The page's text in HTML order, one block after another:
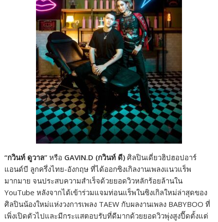
“กวินท์ ดูวาล” หรือ GAVIN.D (กวินท์ ดี) ศิลปินเดี่ยวฮิปฮอปอาร์
แอนด์บี ลูกครึ่งไทย-อังกฤษ ที่ได้ออกซิงเกิลงานเพลงแนวแร็พ
มากมาย จนประสบความสำเร็จด้วยยอดวิวหลักร้อยล้านใน
YouTube หลังจากได้เข้าร่วมแจมท่อนแร็พในซิงเกิลใหม่ล่าสุดของ
ศิลปินน้องใหม่แห่งวงการเพลง TAEW กับผลงานเพลง BABYBOO ที่
เพิ่งเปิดตัวไปและมีกระแสตอบรับที่ดีมากด้วยยอดวิวพุ่งสูงปี๊ดตั้งแต่